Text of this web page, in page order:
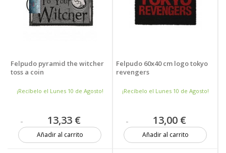
Felpudo pyramid the witcher
toss a coin
¡Recíbelo el Lunes 10 de Agosto!
13,33 €
Añadir al carrito
Felpudo 60x40 cm logo tokyo
revengers
¡Recíbelo el Lunes 10 de Agosto!
13,00 €
Añadir al carrito